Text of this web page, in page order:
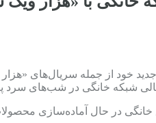
شبکه خانگی در شب‌های سرد
خانگی در حال آماده‌سازی